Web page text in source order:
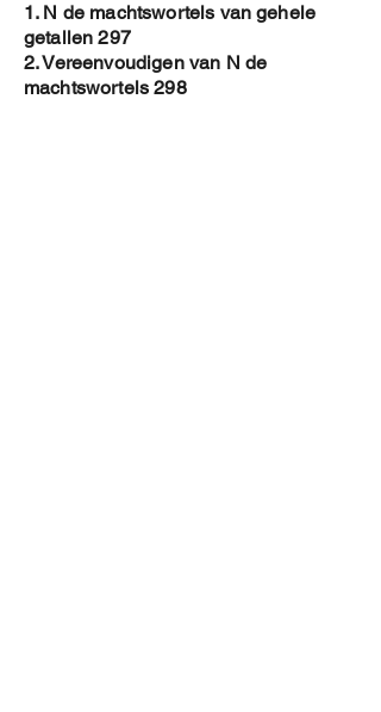
1. N de machtswortels van gehele
getallen 297
2. Vereenvoudigen van N de
machtswortels 298